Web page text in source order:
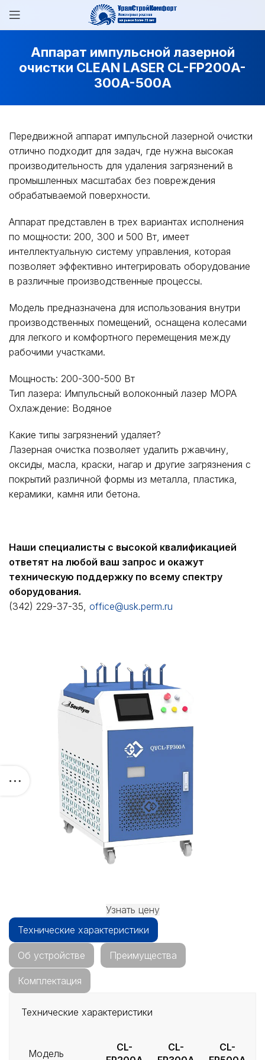
Аппарат импульсной лазерной
очистки CLEAN LASER CL-FP200A-
300A-500A
Передвижной аппарат импульсной лазерной очистки
отлично подходит для задач, где нужна высокая
производительность для удаления загрязнений в
промышленных масштабах без повреждения
обрабатываемой поверхности.
Аппарат представлен в трех вариантах исполнения
по мощности: 200, 300 и 500 Вт, имеет
интеллектуальную систему управления, которая
позволяет эффективно интегрировать оборудование
в различные производственные процессы.
Модель предназначена для использования внутри
производственных помещений, оснащена колесами
для легкого и комфортного перемещения между
рабочими участками.
Мощность: 200-300-500 Вт
Тип лазера: Импульсный волоконный лазер MOPA
Охлаждение: Водяное
Какие типы загрязнений удаляет?
Лазерная очистка позволяет удалить ржавчину,
оксиды, масла, краски, нагар и другие загрязнения с
покрытий различной формы из металла, пластика,
керамики, камня или бетона.
Наши специалисты с высокой квалификацией
ответят на любой ваш запрос и окажут
техническую поддержку по всему спектру
оборудования.
(342) 229-37-35, office@usk.perm.ru
Узнать цену
Технические характеристики
Об устройстве Преимущества
Комплектация
Технические характеристики
Модель
CL-
CL-
CL-